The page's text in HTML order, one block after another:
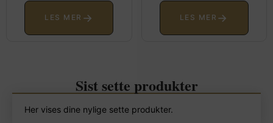
LES MER → LES MER →
Sist sette produkter
Her vises dine nylige sette produkter.